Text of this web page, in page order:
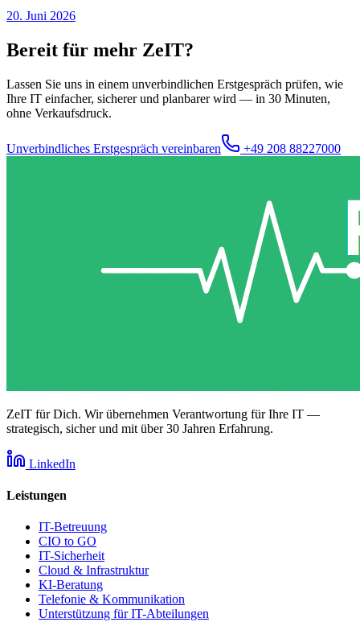
20. Juni 2026
Bereit für mehr ZeIT?
Lassen Sie uns in einem unverbindlichen Erstgespräch prüfen, wie
Ihre IT einfacher, sicherer und planbarer wird — in 30 Minuten,
ohne Verkaufsdruck.
Unverbindliches Erstgespräch vereinbaren +49 208 88227000
ZeIT für Dich. Wir übernehmen Verantwortung für Ihre IT —
strategisch, sicher und mit über 30 Jahren Erfahrung.
LinkedIn
Leistungen
IT-Betreuung
CIO to GO
IT-Sicherheit
Cloud & Infrastruktur
KI-Beratung
Telefonie & Kommunikation
Unterstützung für IT-Abteilungen